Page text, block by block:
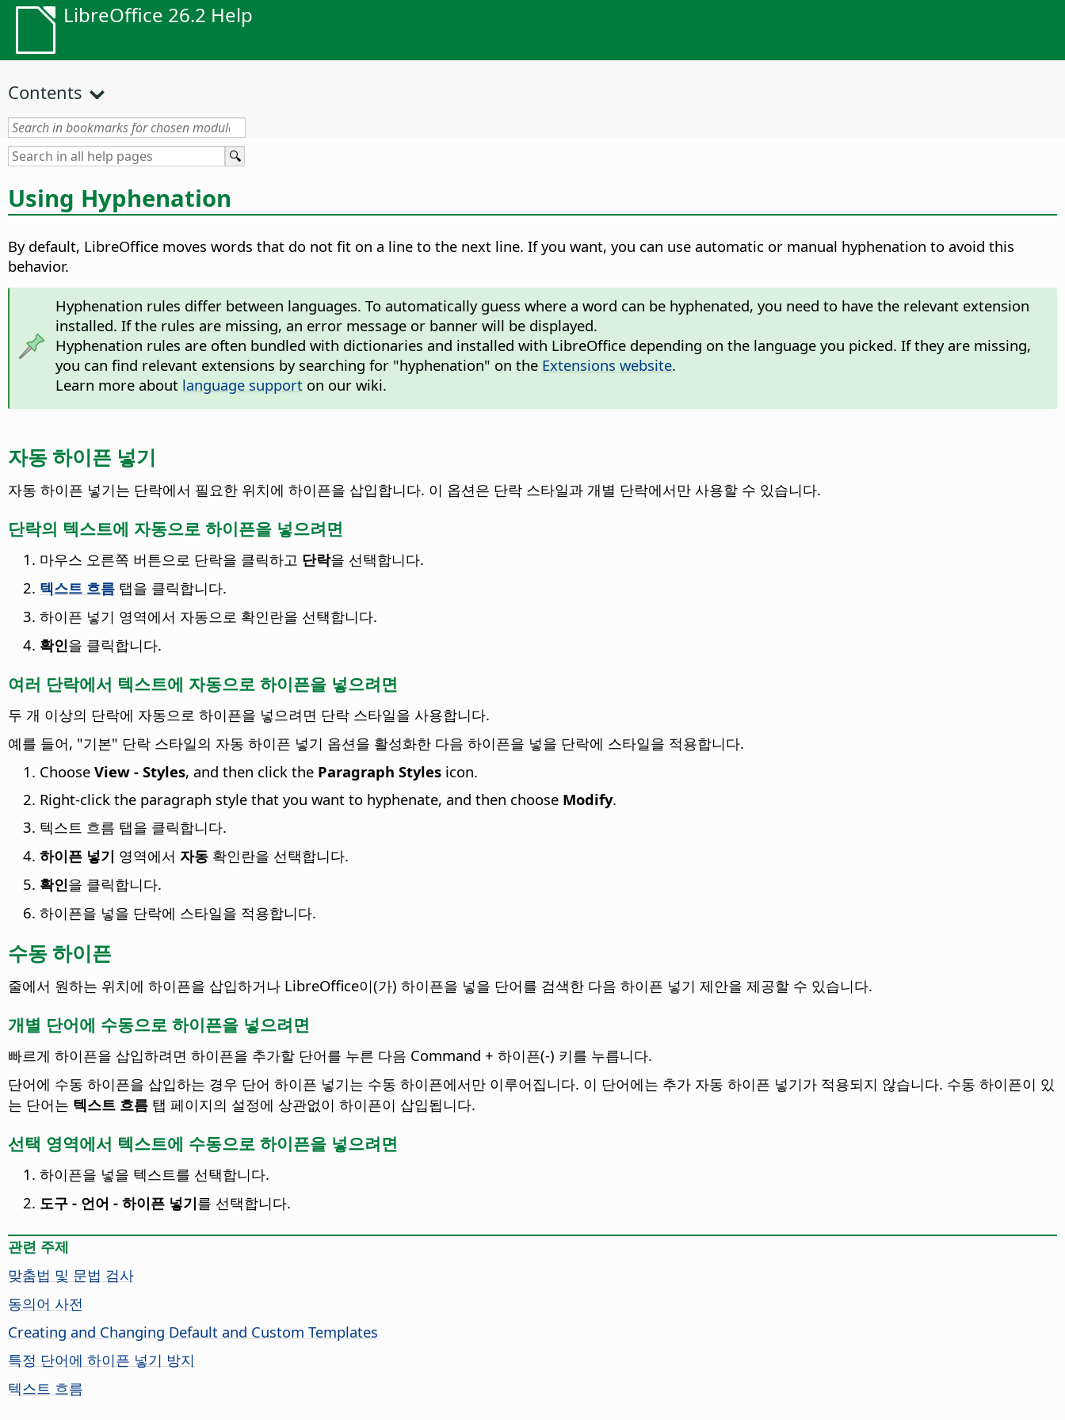
LibreOffice 26.2 Help
Contents
Using Hyphenation
By default, LibreOffice moves words that do not fit on a line to the next line. If you want, you can use automatic or manual hyphenation to avoid this
behavior.
Hyphenation rules differ between languages. To automatically guess where a word can be hyphenated, you need to have the relevant extension
installed. If the rules are missing, an error message or banner will be displayed.
Hyphenation rules are often bundled with dictionaries and installed with LibreOffice depending on the language you picked. If they are missing,
you can find relevant extensions by searching for "hyphenation" on the Extensions website.
Learn more about language supporton our wiki.
자동 하이픈 넣기
자동 하이픈 넣기는 단락에서 필요한 위치에 하이픈을 삽입합니다. 이 옵션은 단락 스타일과 개별 단락에서만 사용할 수 있습니다.
단락의 텍스트에 자동으로 하이픈을 넣으려면
마우스 오른쪽 버튼으로 단락을 클릭하고 단락을 선택합니다.
텍스트 흐름 탭을 클릭합니다.
하이픈 넣기 영역에서 자동으로 확인란을 선택합니다.
확인을 클릭합니다.
여러 단락에서 텍스트에 자동으로 하이픈을 넣으려면
두 개 이상의 단락에 자동으로 하이픈을 넣으려면 단락 스타일을 사용합니다.
예를 들어, "기본" 단락 스타일의 자동 하이픈 넣기 옵션을 활성화한 다음 하이픈을 넣을 단락에 스타일을 적용합니다.
Choose View - Styles, and then click the Paragraph Styles icon.
Right-click the paragraph style that you want to hyphenate, and then choose Modify.
텍스트 흐름 탭을 클릭합니다.
하이픈 넣기 영역에서 자동 확인란을 선택합니다.
확인을 클릭합니다.
하이픈을 넣을 단락에 스타일을 적용합니다.
수동 하이픈
줄에서 원하는 위치에 하이픈을 삽입하거나 LibreOffice이(가) 하이픈을 넣을 단어를 검색한 다음 하이픈 넣기 제안을 제공할 수 있습니다.
개별 단어에 수동으로 하이픈을 넣으려면
빠르게 하이픈을 삽입하려면 하이픈을 추가할 단어를 누른 다음 Command + 하이픈(-) 키를 누릅니다.
단어에 수동 하이픈을 삽입하는 경우 단어 하이픈 넣기는 수동 하이픈에서만 이루어집니다. 이 단어에는 추가 자동 하이픈 넣기가 적용되지 않습니다. 수동 하이픈이 있
는 단어는 텍스트 흐름 탭 페이지의 설정에 상관없이 하이픈이 삽입됩니다.
선택 영역에서 텍스트에 수동으로 하이픈을 넣으려면
하이픈을 넣을 텍스트를 선택합니다.
도구 - 언어 - 하이픈 넣기를 선택합니다.
관련 주제
맞춤법 및 문법 검사
동의어 사전
Creating and Changing Default and Custom Templates
특정 단어에 하이픈 넣기 방지
텍스트 흐름